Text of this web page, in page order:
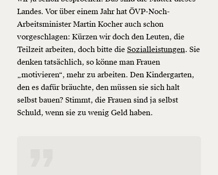
Landes. Vor über einem Jahr hat ÖVP-Noch-
Arbeitsminister Martin Kocher auch schon
vorgeschlagen: Kürzen wir doch den Leuten, die
Teilzeit arbeiten, doch bitte die Sozialleistungen. Sie
denken tatsächlich, so könne man Frauen
„motivieren“, mehr zu arbeiten. Den Kindergarten,
den es dafür bräuchte, den müssen sie sich halt
selbst bauen? Stimmt, die Frauen sind ja selbst
Schuld, wenn sie zu wenig Geld haben.